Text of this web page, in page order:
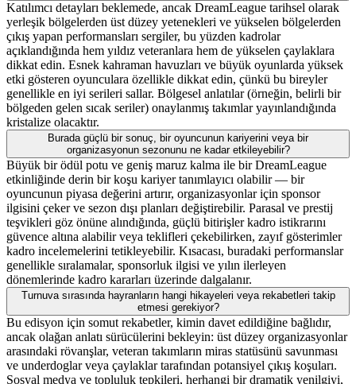
Katılımcı detayları beklemede, ancak DreamLeague tarihsel olarak
yerleşik bölgelerden üst düzey yetenekleri ve yükselen bölgelerden
çıkış yapan performansları sergiler, bu yüzden kadrolar
açıklandığında hem yıldız veteranlara hem de yükselen çaylaklara
dikkat edin. Esnek kahraman havuzları ve büyük oyunlarda yüksek
etki gösteren oyunculara özellikle dikkat edin, çünkü bu bireyler
genellikle en iyi serileri sallar. Bölgesel anlatılar (örneğin, belirli bir
bölgeden gelen sıcak seriler) onaylanmış takımlar yayınlandığında
kristalize olacaktır.
Burada güçlü bir sonuç, bir oyuncunun kariyerini veya bir
organizasyonun sezonunu ne kadar etkileyebilir?
Büyük bir ödül potu ve geniş maruz kalma ile bir DreamLeague
etkinliğinde derin bir koşu kariyer tanımlayıcı olabilir — bir
oyuncunun piyasa değerini artırır, organizasyonlar için sponsor
ilgisini çeker ve sezon dışı planları değiştirebilir. Parasal ve prestij
teşvikleri göz önüne alındığında, güçlü bitirişler kadro istikrarını
güvence altına alabilir veya teklifleri çekebilirken, zayıf gösterimler
kadro incelemelerini tetikleyebilir. Kısacası, buradaki performanslar
genellikle sıralamalar, sponsorluk ilgisi ve yılın ilerleyen
dönemlerinde kadro kararları üzerinde dalgalanır.
Turnuva sırasında hayranların hangi hikayeleri veya rekabetleri takip
etmesi gerekiyor?
Bu edisyon için somut rekabetler, kimin davet edildiğine bağlıdır,
ancak olağan anlatı sürücülerini bekleyin: üst düzey organizasyonlar
arasındaki rövanşlar, veteran takımların miras statüsünü savunması
ve underdoglar veya çaylaklar tarafından potansiyel çıkış koşuları.
Sosyal medya ve topluluk tepkileri, herhangi bir dramatik yenilgiyi,